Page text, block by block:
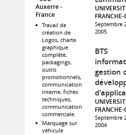
Auxerre
France
Travail de
création de
Logos, charte
graphique
complète,
packagings,
outils
promotionnels,
communication
interne, fiches
techniques,
communication
commerciale.
Marquage sur
véhicule
Septembre
2005
BTS
gestion
Septembre
2004